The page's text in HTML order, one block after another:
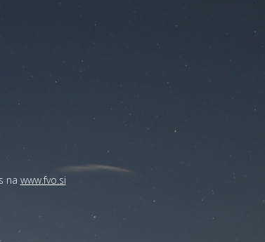
na www.fvo.si